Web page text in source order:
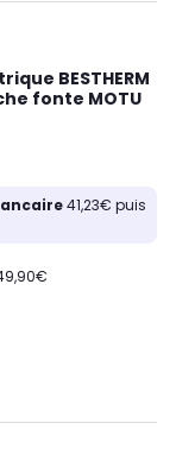
BESTHERM
fonte MOTU
41,23€ puis